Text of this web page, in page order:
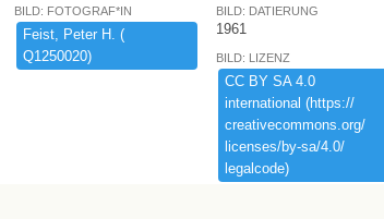
BILD: FOTOGRAF*IN
Feist,​ ​Peter ​H.​ ​(​
Q1250020)​
BILD: DATIERUNG
1961
BILD: LIZENZ
CC ​BY ​SA ​4.​0 ​
international ​(​https:​/​/​
creativecommons.​org/​
licenses/​by-​sa/​4.​0/​
legalcode)​